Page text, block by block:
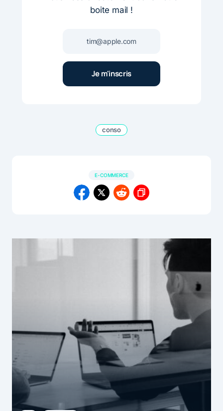
boite mail !
conso
E-COMMERCE